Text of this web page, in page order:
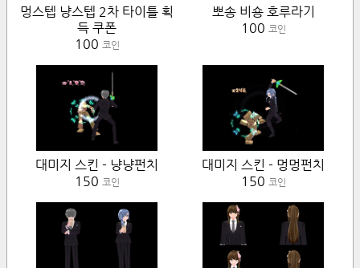
멍스텝 냥스텝 2차 타이틀 획
득 쿠폰
100 코인
뽀송 비숑 호루라기
100 코인
대미지 스킨 - 냥냥펀치
150 코인
대미지 스킨 - 멍멍펀치
150 코인